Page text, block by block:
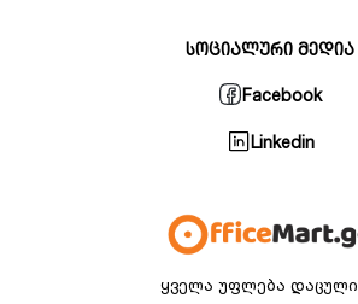
ყველა უფლება
სოციალური მედია
Facebook
Linkedin